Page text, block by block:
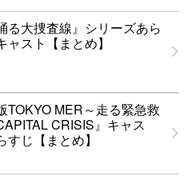
る大捜査線』シリーズあら
ャスト【まとめ】
TOKYO MER～走る緊急救
CRISIS』キャス
すじ【まとめ】